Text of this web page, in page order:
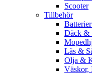
Scooter
Tillbehör
Däck &
Lås &
Olja &
Väskor,